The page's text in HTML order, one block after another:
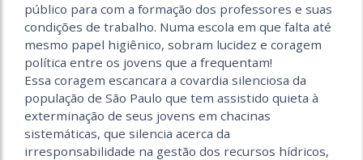
público para com a formação dos professores e suas
condições de trabalho. Numa escola em que falta até
mesmo papel higiênico, sobram lucidez e coragem
política entre os jovens que a frequentam!
Essa coragem escancara a covardia silenciosa da
população de São Paulo que tem assistido quieta à
exterminação de seus jovens em chacinas
sistemáticas, que silencia acerca da
irresponsabilidade na gestão dos recursos hídricos,